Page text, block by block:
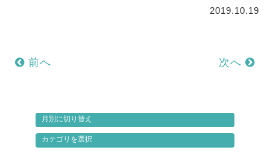
2019.10.19
前へ 次へ